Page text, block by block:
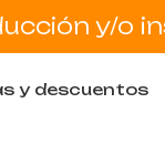
y/o
y descuentos